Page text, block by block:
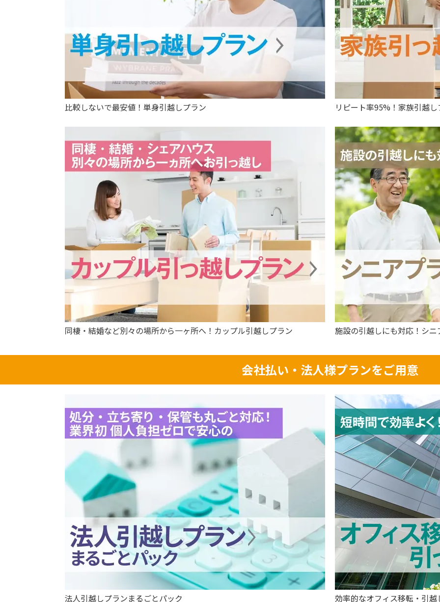
比較しないで最安値！単身引越しプラン リピート率95%！家族引越
同棲・結婚など別々の場所から一ヶ所へ！カップル引越しプラン 施設の引越しにも対応！シニ
会社払い・法人様プランをご用意
法人引越しプランまるごとパック 効率的なオフィス移転・引